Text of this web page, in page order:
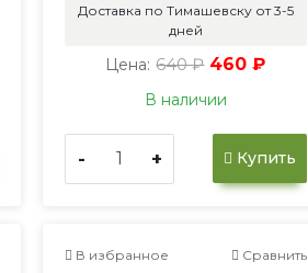
Доставка по Тимашевску от 3-5
дней
Цена: 640 ₽ 460 ₽
В наличии
- + Купить
В избранное Сравнить